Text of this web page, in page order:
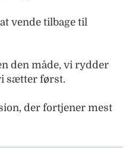
vende tilbage til
den måde, vi rydder
sætter først.
der fortjener mest